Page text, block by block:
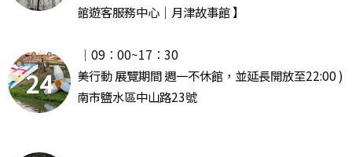
24
【 月之美術館遊客服務中心｜月津故事館 】
‧ 開放時間 │09：00~17：30
( 2025 漫月美行動 展覽期間 週一不休館，並延長開放至22:00 )
· 地址｜臺南市鹽水區中山路23號